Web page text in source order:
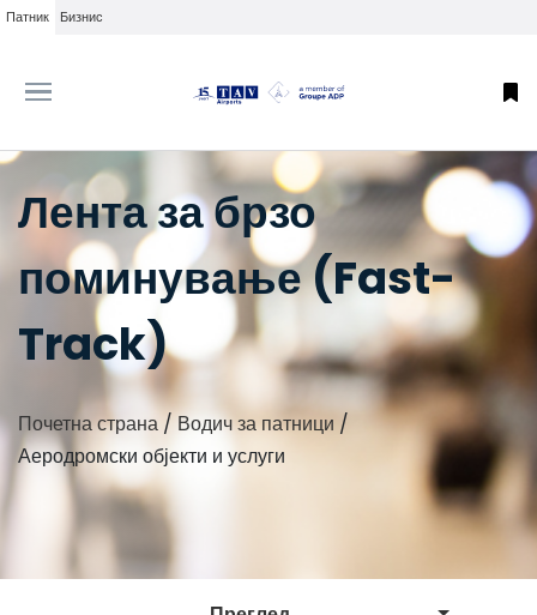
Патник Бизнис
Лента за брзо
поминување (Fast-
Track)
Почетна страна /Водич за патници /
Аеродромски објекти и услуги